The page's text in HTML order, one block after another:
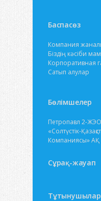
Баспасөз
Компания
Біздің кәсіби
Корпоративная
Сатып алулар
Бөлімшелер
Петропавл 2-ЖЭО
«Солтүстік-
Компаниясы» АҚ
Сұрақ-жауап
Тұтынушылар